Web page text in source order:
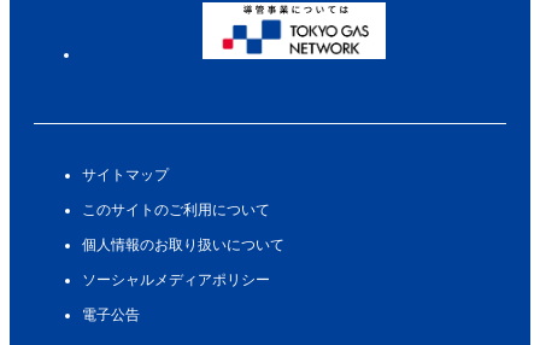
サイトマップ
このサイトのご利用について
個人情報のお取り扱いについて
ソーシャルメディアポリシー
電子公告